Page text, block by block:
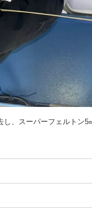
、スーパーフェルトン